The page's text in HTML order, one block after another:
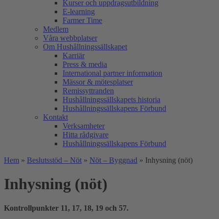
Kurser och uppdragsutbildning
E-learning
Farmer Time
Medlem
Våra webbplatser
Om Hushållningssällskapet
Karriär
Press & media
International partner information
Mässor & mötesplatser
Remissyttranden
Hushållningssällskapets historia
Hushållningssällskapens Förbund
Kontakt
Verksamheter
Hitta rådgivare
Hushållningssällskapens Förbund
Hem » Beslutsstöd – Nöt » Nöt – Byggnad » Inhysning (nöt)
Inhysning (nöt)
Kontrollpunkter 11, 17, 18, 19 och 57.